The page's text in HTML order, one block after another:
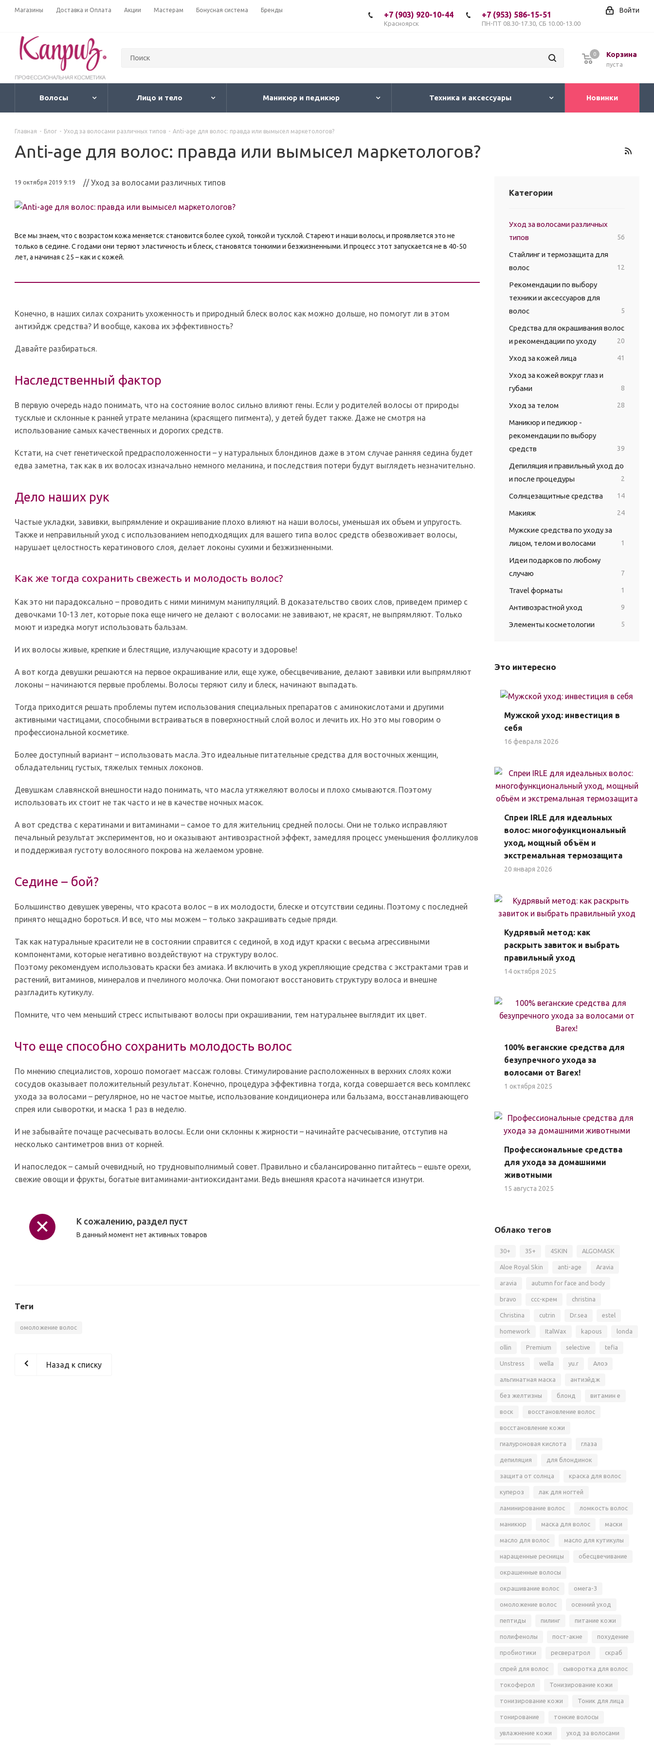
Магазины Доставка и Оплата Акции Мастерам Бонусная система Бренды Войти
+7 (903) 920-10-44
Красноярск
+7 (953) 586-15-51
ПН-ПТ 08.30-17.30, СБ 10.00-13.00
Корзина
пуста
0
Волосы Лицо и тело Маникюр и педикюр Техника и аксессуары Новинки
Главная - Блог - Уход за волосами различных типов - Anti-age для волос: правда или вымысел маркетологов?
Anti-age для волос: правда или вымысел маркетологов?
19 октября 2019 9:19 // Уход за волосами различных типов
Все мы знаем, что с возрастом кожа меняется: становится более сухой, тонкой и тусклой. Стареют и наши волосы, и проявляется это не
только в седине. С годами они теряют эластичность и блеск, становятся тонкими и безжизненными. И процесс этот запускается не в 40-50
лет, а начиная с 25 – как и с кожей.
Конечно, в наших силах сохранить ухоженность и природный блеск волос как можно дольше, но помогут ли в этом
антиэйдж средства? И вообще, какова их эффективность?
Давайте разбираться.
Наследственный фактор
В первую очередь надо понимать, что на состояние волос сильно влияют гены. Если у родителей волосы от природы
тусклые и склонные к ранней утрате меланина (красящего пигмента), у детей будет также. Даже не смотря на
использование самых качественных и дорогих средств.
Кстати, на счет генетической предрасположенности – у натуральных блондинов даже в этом случае ранняя седина будет
едва заметна, так как в их волосах изначально немного меланина, и последствия потери будут выглядеть незначительно.
Дело наших рук
Частые укладки, завивки, выпрямление и окрашивание плохо влияют на наши волосы, уменьшая их объем и упругость.
Также и неправильный уход с использованием неподходящих для вашего типа волос средств обезвоживает волосы,
нарушает целостность кератинового слоя, делает локоны сухими и безжизненными.
Как же тогда сохранить свежесть и молодость волос?
Как это ни парадоксально – проводить с ними минимум манипуляций. В доказательство своих слов, приведем пример с
девочками 10-13 лет, которые пока еще ничего не делают с волосами: не завивают, не красят, не выпрямляют. Только
моют и изредка могут использовать бальзам.
И их волосы живые, крепкие и блестящие, излучающие красоту и здоровье!
А вот когда девушки решаются на первое окрашивание или, еще хуже, обесцвечивание, делают завивки или выпрямляют
локоны – начинаются первые проблемы. Волосы теряют силу и блеск, начинают выпадать.
Тогда приходится решать проблемы путем использования специальных препаратов с аминокислотами и другими
активными частицами, способными встраиваться в поверхностный слой волос и лечить их. Но это мы говорим о
профессиональной косметике.
Более доступный вариант – использовать масла. Это идеальные питательные средства для восточных женщин,
обладательниц густых, тяжелых темных локонов.
Девушкам славянской внешности надо понимать, что масла утяжеляют волосы и плохо смываются. Поэтому
использовать их стоит не так часто и не в качестве ночных масок.
А вот средства с кератинами и витаминами – самое то для жительниц средней полосы. Они не только исправляют
печальный результат экспериментов, но и оказывают антивозрастной эффект, замедляя процесс уменьшения фолликулов
и поддерживая густоту волосяного покрова на желаемом уровне.
Седине – бой?
Большинство девушек уверены, что красота волос – в их молодости, блеске и отсутствии седины. Поэтому с последней
принято нещадно бороться. И все, что мы можем – только закрашивать седые пряди.
Так как натуральные красители не в состоянии справится с сединой, в ход идут краски с весьма агрессивными
компонентами, которые негативно воздействуют на структуру волос.
Поэтому рекомендуем использовать краски без амиака. И включить в уход укрепляющие средства с экстрактами трав и
растений, витаминов, минералов и пчелиного молочка. Они помогают восстановить структуру волоса и внешне
разгладить кутикулу.
Помните, что чем меньший стресс испытывают волосы при окрашивании, тем натуральнее выглядит их цвет.
Что еще способно сохранить молодость волос
По мнению специалистов, хорошо помогает массаж головы. Стимулирование расположенных в верхних слоях кожи
сосудов оказывает положительный результат. Конечно, процедура эффективна тогда, когда совершается весь комплекс
ухода за волосами – регулярное, но не частое мытье, использование кондиционера или бальзама, восстанавливающего
спрея или сыворотки, и маска 1 раз в неделю.
И не забывайте почаще расчесывать волосы. Если они склонны к жирности – начинайте расчесывание, отступив на
несколько сантиметров вниз от корней.
И напоследок – самый очевидный, но трудновыполнимый совет. Правильно и сбалансированно питайтесь – ешьте орехи,
свежие овощи и фрукты, богатые витаминами-антиоксидантами. Ведь внешняя красота начинается изнутри.
К сожалению, раздел пуст
В данный момент нет активных товаров
Теги
омоложение волос
Назад к списку
Категории
Уход за волосами различных
типов
56
Стайлинг и термозащита для
волос
12
Рекомендации по выбору
техники и аксессуаров для
волос
5
Средства для окрашивания волос
и рекомендации по уходу
20
Уход за кожей лица 41
Уход за кожей вокруг глаз и
губами
8
Уход за телом 28
Маникюр и педикюр -
рекомендации по выбору
средств
39
Депиляция и правильный уход до
и после процедуры
2
Солнцезащитные средства 14
Макияж 24
Мужские средства по уходу за
лицом, телом и волосами
1
Идеи подарков по любому
случаю
7
Travel форматы 1
Антивозрастной уход 9
Элементы косметологии 5
Это интересно
Мужской уход: инвестиция в
себя
16 февраля 2026
Спреи IRLE для идеальных
волос: многофункциональный
уход, мощный объём и
экстремальная термозащита
20 января 2026
Кудрявый метод: как
раскрыть завиток и выбрать
правильный уход
14 октября 2025
100% веганские средства для
безупречного ухода за
волосами от Barex!
1 октября 2025
Профессиональные средства
для ухода за домашними
животными
15 августа 2025
Облако тегов
30+ 35+ 4SKIN ALGOMASK
Aloe Royal Skin anti-age Aravia
aravia autumn for face and body
bravo ccc-крем christina
Christina cutrin Dr.sea estel
homework ItalWax kapous londa
ollin Premium selective tefia
Unstress wella yu.r Алоэ
альгинатная маска антиэйдж
без желтизны блонд витамин е
воск восстановление волос
восстановление кожи
гиалуроновая кислота глаза
депиляция для блондинок
защита от солнца краска для волос
купероз лак для ногтей
ламинирование волос ломкость волос
маникюр маска для волос маски
масло для волос масло для кутикулы
наращенные ресницы обесцвечивание
окрашенные волосы
окрашивание волос омега-3
омоложение волос осенний уход
пептиды пилинг питание кожи
полифенолы пост-акне похудение
пробиотики ресвератрол скраб
спрей для волос сыворотка для волос
токоферол Тонизирование кожи
тонизирование кожи Тоник для лица
тонирование тонкие волосы
увлажнение кожи уход за волосами